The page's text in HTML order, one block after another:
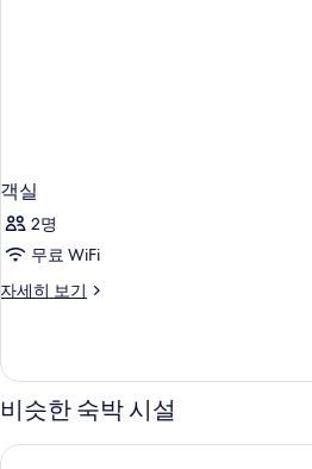
객실
2명
무료 WiFi
자세히 보기
객
히
기
비슷한 숙박 시설
UNA 호텔 카포타오르미나